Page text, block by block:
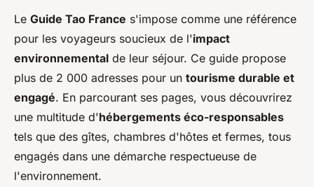
Le Guide Tao France s'impose comme une référence
pour les voyageurs soucieux de l'impact
environnemental de leur séjour. Ce guide propose
plus de 2 000 adresses pour un tourisme durable et
engagé. En parcourant ses pages, vous découvrirez
une multitude d'hébergements éco-responsables
tels que des gîtes, chambres d'hôtes et fermes, tous
engagés dans une démarche respectueuse de
l'environnement.